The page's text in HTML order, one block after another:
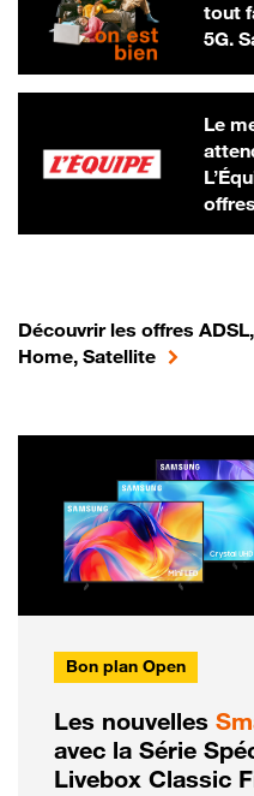
tout
5G.
Le
Découvrir les offres
Home, Satellite
Bon plan Open
Les nouvelles
avec la Série
Livebox Classic